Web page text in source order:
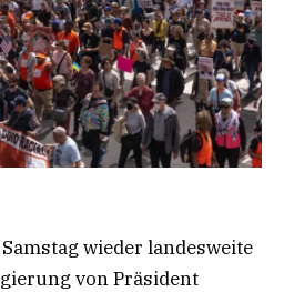
wieder landesweite
von Präsident